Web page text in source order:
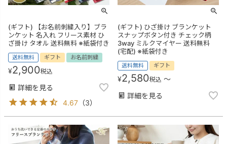
(ギフト) 【お名前刺繍入り】ブラ
ンケット 名入れ フリース素材 ひ
ざ掛け タオル 送料無料 ※紙袋付き
送料無料 ギフト お名前刺繍
¥2,900税込
詳細を見る
4.67 （3）
(ギフト) ひざ掛け ブランケット
スナップボタン付き チェック柄
3way ミルクマイヤー 送料無料
(宅配) ※紙袋付き
送料無料 ギフト
¥2,580税込 〜
詳細を見る